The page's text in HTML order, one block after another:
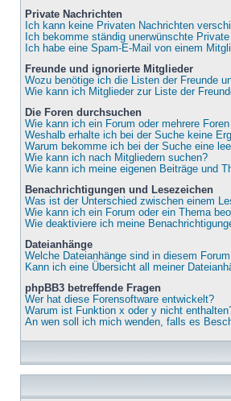
Private Nachrichten
Ich kann keine Privaten Nachrichten
Ich bekomme ständig unerwünschte
Ich habe eine Spam-E-Mail von einem
Freunde und ignorierte Mitglieder
Wozu benötige ich die Listen der Freunde
Wie kann ich Mitglieder zur Liste der
Die Foren durchsuchen
Wie kann ich ein Forum oder mehrere
Weshalb erhalte ich bei der Suche keine
Warum bekomme ich bei der Suche eine
Wie kann ich nach Mitgliedern suchen?
Wie kann ich meine eigenen Beiträge und
Benachrichtigungen und Lesezeichen
Was ist der Unterschied zwischen einem
Wie kann ich ein Forum oder ein Thema
Wie deaktiviere ich meine
Dateianhänge
Welche Dateianhänge sind in diesem
Kann ich eine Übersicht all meiner
phpBB3 betreffende Fragen
Wer hat diese Forensoftware entwickelt?
Warum ist Funktion x oder y nicht
An wen soll ich mich wenden, falls es